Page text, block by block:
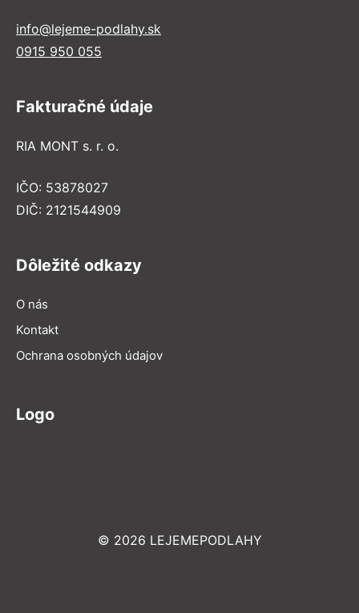
info@lejeme-podlahy.sk
0915 950 055
Fakturačné údaje
RIA MONT s. r. o.
IČO: 53878027
DIČ: 2121544909
Dôležité odkazy
O nás
Kontakt
Ochrana osobných údajov
Logo
© 2026 LEJEMEPODLAHY